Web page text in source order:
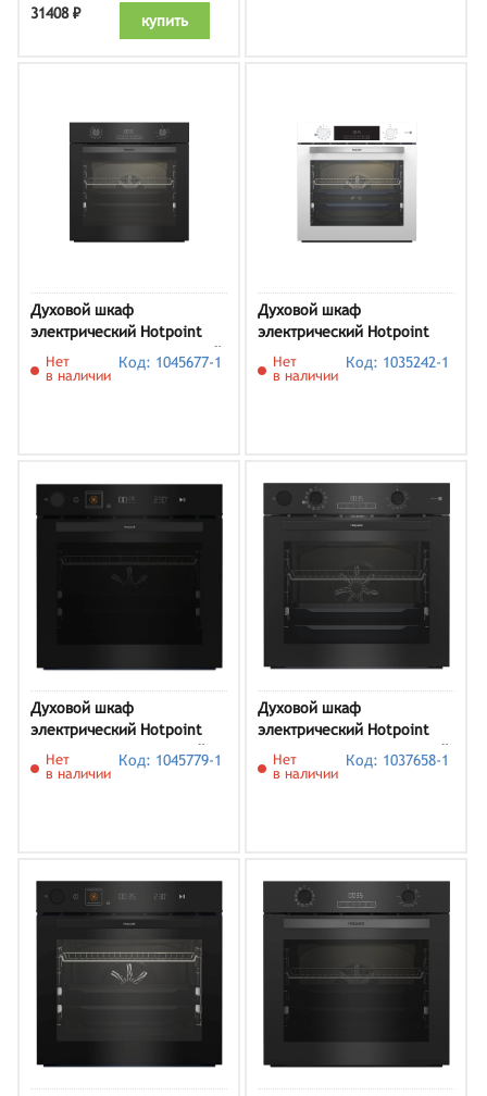
31408 ₽ купить
Духовой шкаф
электрический Hotpoint
HFE9 1231 JSH BLG, черный
Нет
в наличии
Код: 1045677-1
Духовой шкаф
электрический Hotpoint
HSTF 1231 JSAH WHG,
белый
Нет
в наличии
Код: 1035242-1
Духовой шкаф
электрический Hotpoint
HETF 1351 AH BL, черный
Нет
в наличии
Код: 1045779-1
Духовой шкаф
электрический Hotpoint
HSTFD 1232 JS BLG, черный
Нет
в наличии
Код: 1037658-1